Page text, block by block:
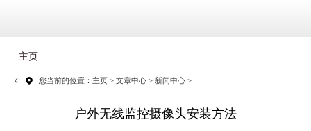
主页
您当前的位置： 主页> 文章中心> 新闻中心>
户外无线监控摄像头安装方法